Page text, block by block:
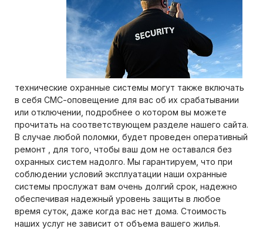
технические охранные системы могут также включать
в себя СМС-оповещение для вас об их срабатывании
или отключении, подробнее о котором вы можете
прочитать на соответствующем разделе нашего сайта.
В случае любой поломки, будет проведен оперативный
ремонт , для того, чтобы ваш дом не оставался без
охранных систем надолго. Мы гарантируем, что при
соблюдении условий эксплуатации наши охранные
системы прослужат вам очень долгий срок, надежно
обеспечивая надежный уровень защиты в любое
время суток, даже когда вас нет дома. Стоимость
наших услуг не зависит от объема вашего жилья.